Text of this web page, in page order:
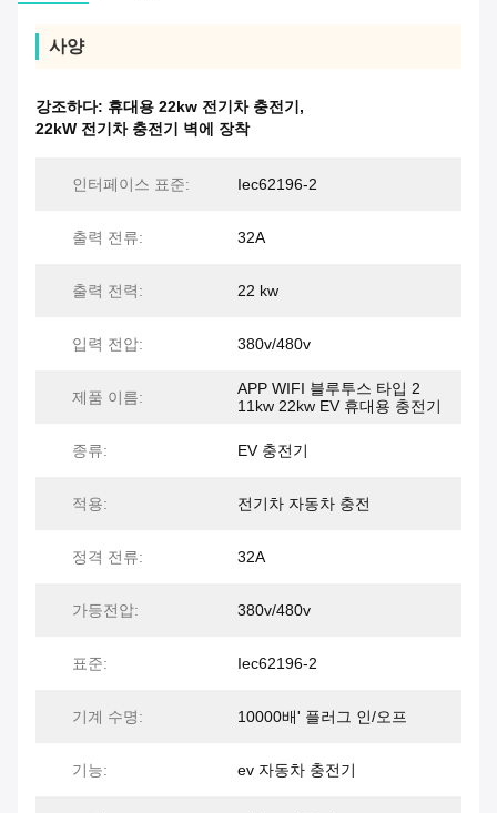
사양
강조하다: 휴대용 22kw 전기차 충전기 ,
22kW 전기차 충전기 벽에 장착
인터페이스 표준: Iec62196-2
출력 전류: 32A
출력 전력: 22 kw
입력 전압: 380v/480v
제품 이름:
APP WIFI 블루투스 타입 2
11kw 22kw EV 휴대용 충전기
종류: EV 충전기
적용: 전기차 자동차 충전
정격 전류: 32A
가등전압: 380v/480v
표준: Iec62196-2
기계 수명: 10000배' 플러그 인/오프
기능: ev 자동차 충전기